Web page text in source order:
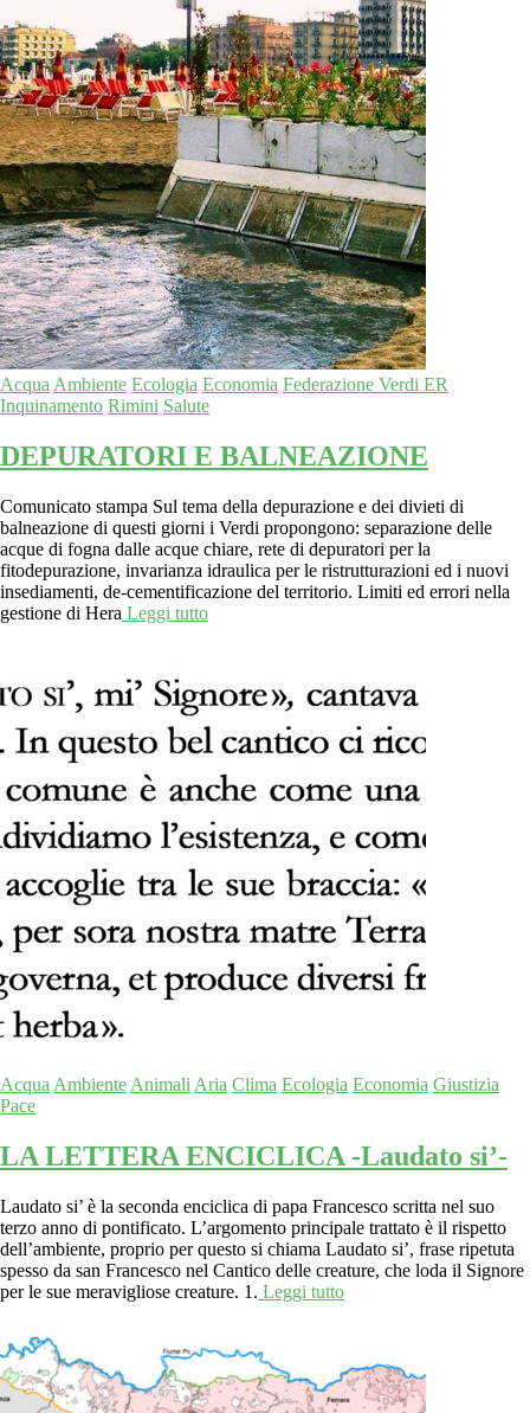
Acqua Ambiente Ecologia Economia Federazione Verdi ER
Inquinamento Rimini Salute
DEPURATORI E BALNEAZIONE
Comunicato stampa Sul tema della depurazione e dei divieti di
balneazione di questi giorni i Verdi propongono: separazione delle
acque di fogna dalle acque chiare, rete di depuratori per la
fitodepurazione, invarianza idraulica per le ristrutturazioni ed i nuovi
insediamenti, de-cementificazione del territorio. Limiti ed errori nella
gestione di Hera Leggi tutto
Acqua Ambiente Animali Aria Clima Ecologia Economia Giustizia
Pace
LA LETTERA ENCICLICA -Laudato si’-
Laudato si’ è la seconda enciclica di papa Francesco scritta nel suo
terzo anno di pontificato. L’argomento principale trattato è il rispetto
dell’ambiente, proprio per questo si chiama Laudato si’, frase ripetuta
spesso da san Francesco nel Cantico delle creature, che loda il Signore
per le sue meravigliose creature. 1. Leggi tutto